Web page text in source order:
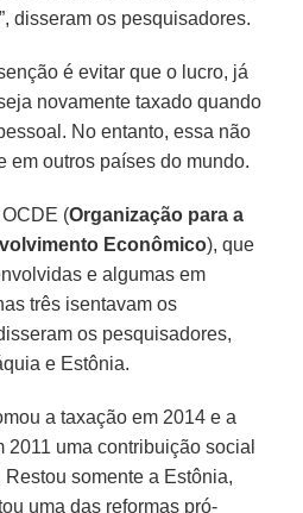
disseram os pesquisadores.
é evitar que o lucro, já
novamente taxado quando
No entanto, essa não
em outros países do mundo.
(Organização para a
Econômico), que
e algumas em
três isentavam os
os pesquisadores,
e Estônia.
a taxação em 2014 e a
uma contribuição social
somente a Estônia,
uma das reformas pró-